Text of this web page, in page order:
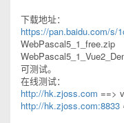
下载地址：
https://pan.baidu.com/s/
WebPascal5_1_free.zip
可测试。
在线测试：
http://hk.zjoss.com ==>
http://hk.zjoss.com:8833